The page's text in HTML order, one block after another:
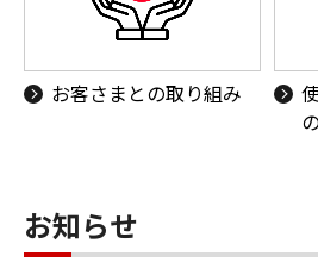
お客さまとの取り組み
お知らせ